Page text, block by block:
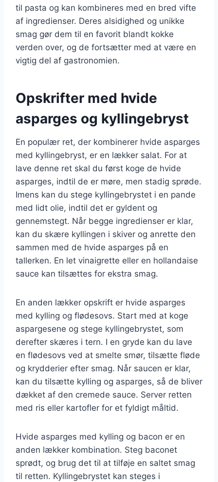
til pasta og kan kombineres med en bred vifte
af ingredienser. Deres alsidighed og unikke
smag gør dem til en favorit blandt kokke
verden over, og de fortsætter med at være en
vigtig del af gastronomien.
Opskrifter med hvide
asparges og kyllingebryst
En populær ret, der kombinerer hvide asparges
med kyllingebryst, er en lækker salat. For at
lave denne ret skal du først koge de hvide
asparges, indtil de er møre, men stadig sprøde.
Imens kan du stege kyllingebrystet i en pande
med lidt olie, indtil det er gyldent og
gennemstegt. Når begge ingredienser er klar,
kan du skære kyllingen i skiver og anrette den
sammen med de hvide asparges på en
tallerken. En let vinaigrette eller en hollandaise
sauce kan tilsættes for ekstra smag.
En anden lækker opskrift er hvide asparges
med kylling og flødesovs. Start med at koge
aspargesene og stege kyllingebrystet, som
derefter skæres i tern. I en gryde kan du lave
en flødesovs ved at smelte smør, tilsætte fløde
og krydderier efter smag. Når saucen er klar,
kan du tilsætte kylling og asparges, så de bliver
dækket af den cremede sauce. Server retten
med ris eller kartofler for et fyldigt måltid.
Hvide asparges med kylling og bacon er en
anden lækker kombination. Steg baconet
sprødt, og brug det til at tilføje en saltet smag
til retten. Kyllingebrystet kan steges i